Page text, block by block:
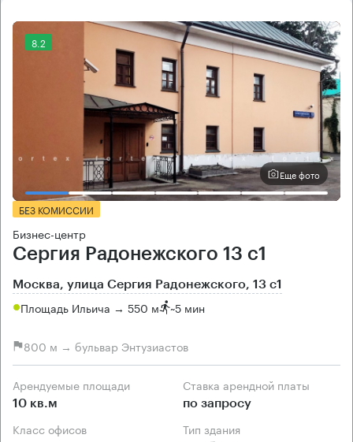
8.2
Еще фото
БЕЗ КОМИССИИ
Бизнес-центр
Сергия Радонежского 13 с1
Москва, улица Сергия Радонежского, 13 с1
Площадь Ильича → 550 м ~5 мин
800 м → бульвар Энтузиастов
Арендуемые площади
10 кв.м
Ставка арендной платы
по запросу
Класс офисов Тип здания